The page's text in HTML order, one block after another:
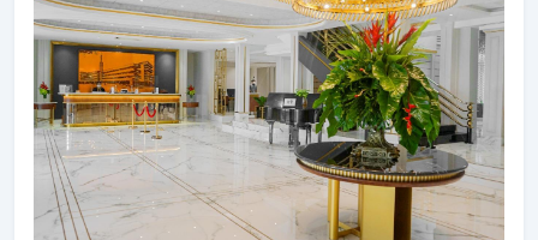
setelah berkeliling seharian dalam kenyamanan
kamar Anda atau manfaatkan fasilitas rekreasi di
hotel, termasuk hot tub, pusat kebugaran, sauna,
kolam renang luar ruangan, spa. Staf yang ramah,
fasilitas yang istimewa dan dekat dengan semua
yang Bandung tawarkan, merupakan tiga alasan
utama Anda untuk menginap di Prama Grand
Preanger Hotel.